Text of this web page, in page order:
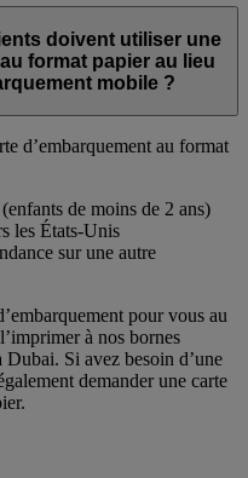
doivent utiliser une
format papier au lieu
mobile ?
d’embarquement au format
de moins de 2 ans)
les États-Unis
sur une autre
pour vous au
à nos bornes
Dubai. Si avez besoin d’une
demander une carte